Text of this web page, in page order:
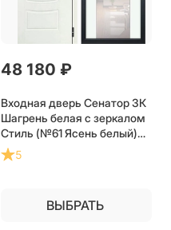
48 180 ₽
Входная дверь Сенатор 3К
Шагрень белая с зеркалом
Стиль (№61 Ясень белый)
для установки в квартиру
5
ВЫБРАТЬ